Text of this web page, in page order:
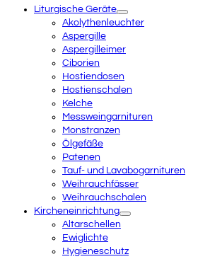
Liturgische Geräte
Akolythenleuchter
Aspergille
Aspergilleimer
Ciborien
Hostiendosen
Hostienschalen
Kelche
Messweingarnituren
Monstranzen
Ölgefäße
Patenen
Tauf- und Lavabogarnituren
Weihrauchfässer
Weihrauchschalen
Kircheneinrichtung
Altarschellen
Ewiglichte
Hygieneschutz